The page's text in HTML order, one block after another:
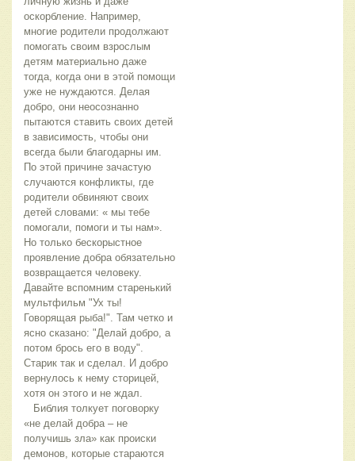
оскорбление. Например,
многие родители продолжают
помогать своим взрослым
детям материально даже
тогда, когда они в этой помощи
уже не нуждаются. Делая
добро, они неосознанно
пытаются ставить своих детей
в зависимость, чтобы они
всегда были благодарны им.
По этой причине зачастую
случаются конфликты, где
родители обвиняют своих
детей словами: « мы тебе
помогали, помоги и ты нам».
Но только бескорыстное
проявление добра обязательно
возвращается человеку.
Давайте вспомним старенький
мультфильм "Ух ты!
Говорящая рыба!". Там четко и
ясно сказано: "Делай добро, а
потом брось его в воду".
Старик так и сделал. И добро
вернулось к нему сторицей,
хотя он этого и не ждал.
Библия толкует поговорку
«не делай добра – не
получишь зла» как происки
демонов, которые стараются